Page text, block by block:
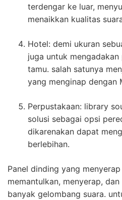
terdengar ke luar,
menaikkan kualitas
Hotel: demi ukuran
juga untuk
tamu. salah satunya
yang menginap dengan
Perpustakaan: library
solusi sebagai opsi
dikarenakan dapat
berlebihan.
Panel dinding yang
memantulkan, menyerap,
banyak gelombang suara.